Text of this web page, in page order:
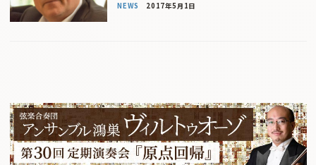
NEWS 2017年5月1日